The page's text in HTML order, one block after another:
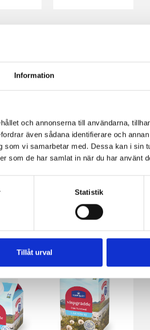
Information
och annonserna till användarna,
även sådana identifierare och
vi samarbetar med. Dessa kan i sin
som de har samlat in när du har använt
Statistik
Tillåt urval